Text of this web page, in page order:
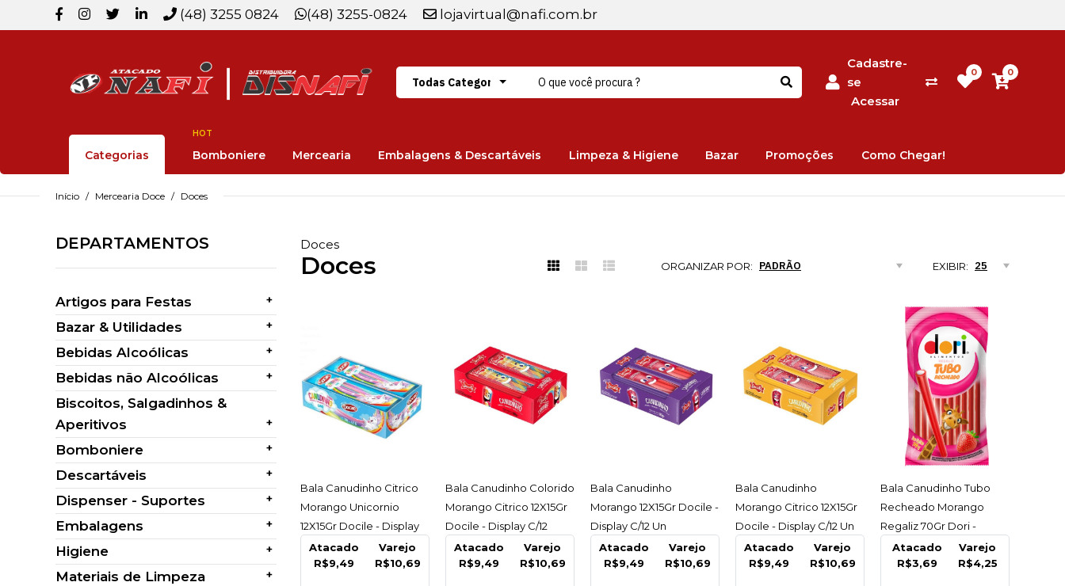
(48) 3255 0824 (48) 3255-0824 lojavirtual@nafi.com.br
Cadastre-
se
Acessar
0 0
Categorias Bomboniere
HOT
Mercearia Embalagens & Descartáveis Limpeza & Higiene Bazar Promoções Como Chegar!
Início Mercearia Doce Doces
DEPARTAMENTOS
Artigos para Festas +
Bazar & Utilidades +
Bebidas Alcoólicas +
Bebidas não Alcoólicas +
Biscoitos, Salgadinhos &
Aperitivos
+
Bomboniere +
Descartáveis +
Dispenser - Suportes +
Embalagens +
Higiene +
Materiais de Limpeza +
Doces
Doces ORGANIZAR POR: EXIBIR:
DOCILE
Bala Canudinho Citrico
C/12 Un
R$10,69
ACESSAR
Bala Canudinho Citrico
Morango Unicornio
12X15Gr Docile - Display
C/12 Un
Atacado
R$9,49
Varejo
R$10,69
ACESSAR
Bala Canudinho Colorido
Morango Citrico 12X15Gr
Docile - Display C/12
Atacado
R$9,49
Varejo
R$10,69
ACESSAR
Bala Canudinho
Morango 12X15Gr Docile -
Display C/12 Un
Atacado
R$9,49
Varejo
R$10,69
ACESSAR
Bala Canudinho
Morango Citrico 12X15Gr
Docile - Display C/12 Un
Atacado
R$9,49
Varejo
R$10,69
ACESSAR
Bala Canudinho Tubo
Recheado Morango
Regaliz 70Gr Dori -
Pacote
Atacado
R$3,69
Varejo
R$4,25